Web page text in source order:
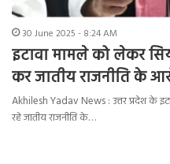
30 June 2025 - 8:24 AM
इटावा मामले को लेकर
कर जातीय राजनीति के
Akhilesh Yadav News : उत्तर प्रदेश के
रहे जातीय राजनीति के…